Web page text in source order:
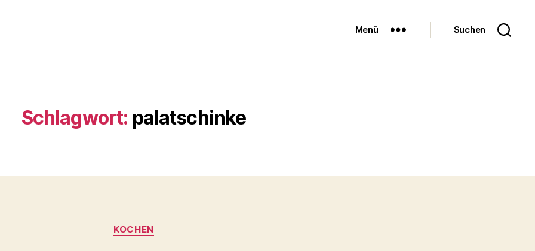
Menü Suchen
Schlagwort: palatschinke
Kategorien
KOCHEN